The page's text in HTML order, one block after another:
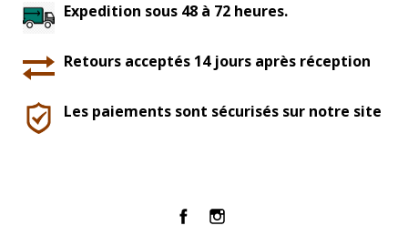
Expedition sous 48 à 72 heures.
Retours acceptés 14 jours après réception
Les paiements sont sécurisés sur notre site
FacebookInstagram